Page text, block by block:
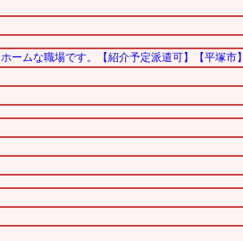
ムな職場です。【紹介予定派遣可】【平塚市】